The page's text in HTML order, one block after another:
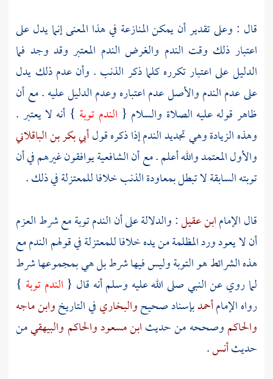
قال : وعلى تقدير أن يمكن المنازعة في هذا المعنى إنما يدل على
اعتبار ذلك وقت الندم والغرض الندم المعتبر وقد وجد فما
الدليل على اعتبار تكرره كلما ذكر الذنب . وأن عدم ذلك يدل
على عدم الندم والأصل عدم اعتباره وعدم الدليل عليه . مع أن
ظاهر قوله عليه الصلاة والسلام { الندم توبة } أنه لا يعتبر .
وهذه الزيادة وهي تجديد الندم إذا ذكره قولأبي بكر بن الباقلاني
والأول المعتمد والله أعلم . مع أن الشافعية يوافقون غيرهم في أن
توبته السابقة لا تبطل بمعاودة الذنب خلافاللمعتزلةفي ذلك .
قال الإمامابن عقيل: والدلالة على أن الندم توبة مع شرط العزم
أن لا يعود ورد المظلمة من يده خلافاللمعتزلةفي قولهم الندم مع
هذه الشرائط هو التوبة وليس فيها شرط بل هي بمجموعها شرط
لما روي عن النبي صلى الله عليه وسلم أنه قال { الندم توبة }
رواه الإمامأحمدبإسناد صحيحوالبخاريفي التاريخوابن ماجه
والحاكموصححه من حديثابن مسعودوالحاكم والبيهقيمن
حديثأنس.